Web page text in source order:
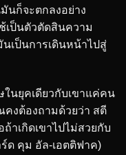
นก็จะตกลงอย่าง
เป็นตัวตัดสินความ
เป็นการเดินหน้าไปสู่
ในยุคเดียวกับเขาแค่คน
งต้องถามด้วยว่า สตี
าเกิดเขาไปไม่สวยกับ
ด คุม อัล-เอตติฟาค)